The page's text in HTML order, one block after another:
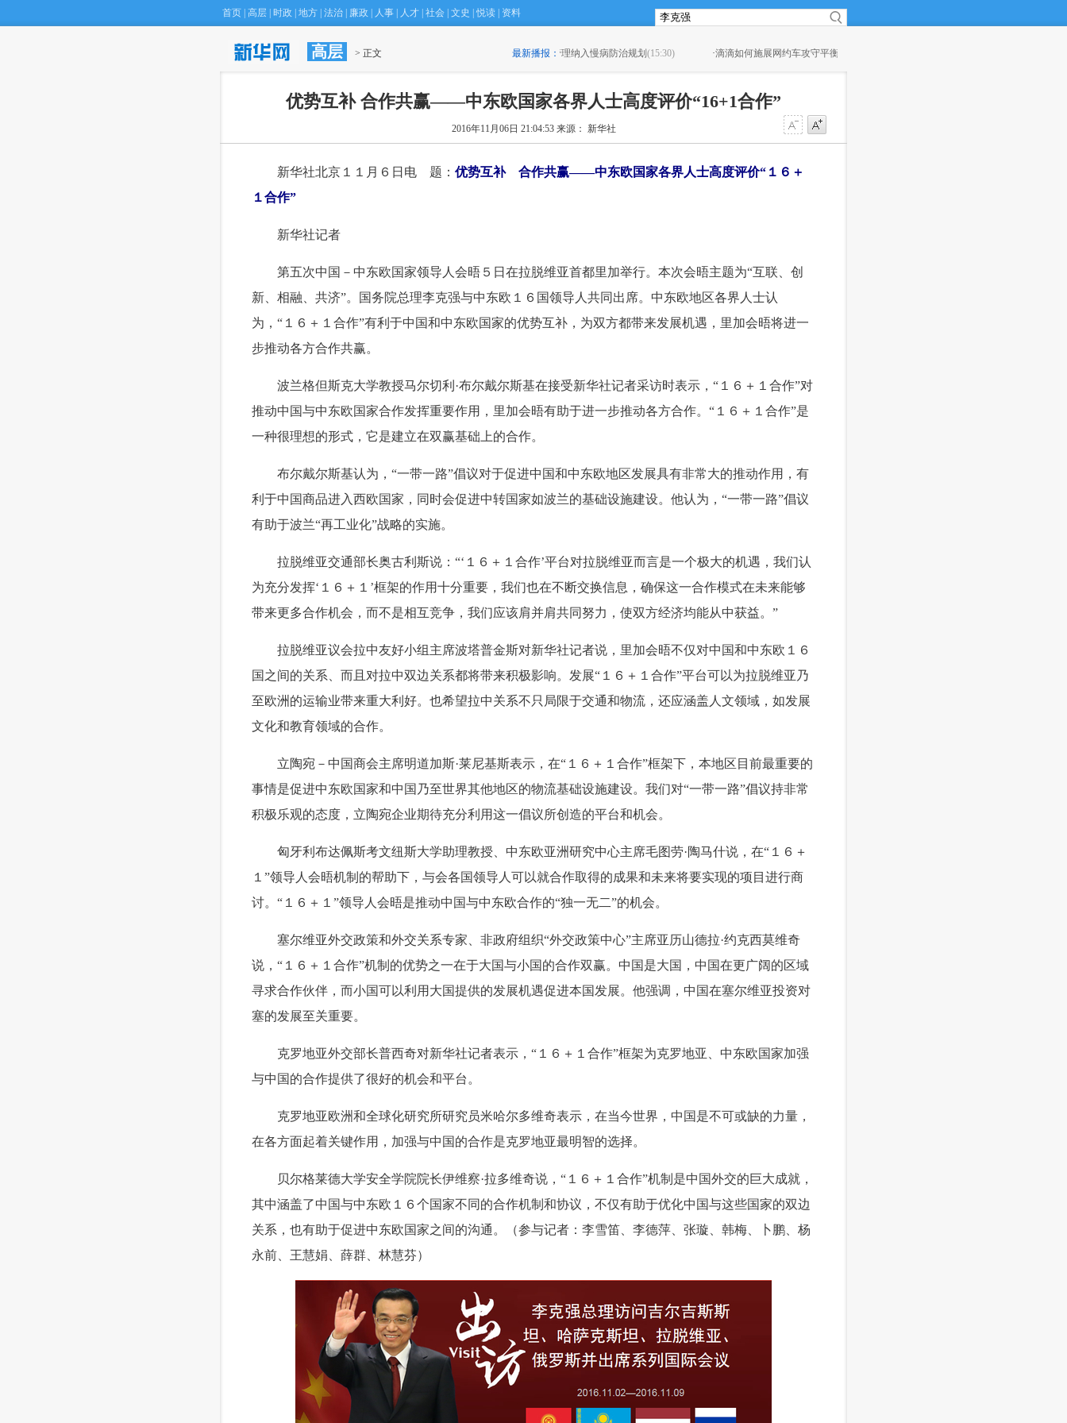
首页 高层 时政 地方 法治 廉政 人事 人才 社会 文史 悦读 资料
高层 > 正文 最新播报：
· 专家建议将Ｈ型高血压筛查管理纳入慢病防治规划 (15:30) ·滴滴如何施展网约车攻守平衡术？ (15:08)
优势互补 合作共赢——中东欧国家各界人士高度评价“16+1合作”
2016年11月06日 21:04:53 来源： 新华社
新华社北京１１月６日电 题： 优势互补 合作共赢——中东欧国家各界人士高度评价“１６＋
１合作”
新华社记者
第五次中国－中东欧国家领导人会晤５日在拉脱维亚首都里加举行。本次会晤主题为“互联、创
新、相融、共济”。国务院总理李克强与中东欧１６国领导人共同出席。中东欧地区各界人士认
为，“１６＋１合作”有利于中国和中东欧国家的优势互补，为双方都带来发展机遇，里加会晤将进一
步推动各方合作共赢。
波兰格但斯克大学教授马尔切利·布尔戴尔斯基在接受新华社记者采访时表示，“１６＋１合作”对
推动中国与中东欧国家合作发挥重要作用，里加会晤有助于进一步推动各方合作。“１６＋１合作”是
一种很理想的形式，它是建立在双赢基础上的合作。
布尔戴尔斯基认为，“一带一路”倡议对于促进中国和中东欧地区发展具有非常大的推动作用，有
利于中国商品进入西欧国家，同时会促进中转国家如波兰的基础设施建设。他认为，“一带一路”倡议
有助于波兰“再工业化”战略的实施。
拉脱维亚交通部长奥古利斯说：“‘１６＋１合作’平台对拉脱维亚而言是一个极大的机遇，我们认
为充分发挥‘１６＋１’框架的作用十分重要，我们也在不断交换信息，确保这一合作模式在未来能够
带来更多合作机会，而不是相互竞争，我们应该肩并肩共同努力，使双方经济均能从中获益。”
拉脱维亚议会拉中友好小组主席波塔普金斯对新华社记者说，里加会晤不仅对中国和中东欧１６
国之间的关系、而且对拉中双边关系都将带来积极影响。发展“１６＋１合作”平台可以为拉脱维亚乃
至欧洲的运输业带来重大利好。也希望拉中关系不只局限于交通和物流，还应涵盖人文领域，如发展
文化和教育领域的合作。
立陶宛－中国商会主席明道加斯·莱尼基斯表示，在“１６＋１合作”框架下，本地区目前最重要的
事情是促进中东欧国家和中国乃至世界其他地区的物流基础设施建设。我们对“一带一路”倡议持非常
积极乐观的态度，立陶宛企业期待充分利用这一倡议所创造的平台和机会。
匈牙利布达佩斯考文纽斯大学助理教授、中东欧亚洲研究中心主席毛图劳·陶马什说，在“１６＋
１”领导人会晤机制的帮助下，与会各国领导人可以就合作取得的成果和未来将要实现的项目进行商
讨。“１６＋１”领导人会晤是推动中国与中东欧合作的“独一无二”的机会。
塞尔维亚外交政策和外交关系专家、非政府组织“外交政策中心”主席亚历山德拉·约克西莫维奇
说，“１６＋１合作”机制的优势之一在于大国与小国的合作双赢。中国是大国，中国在更广阔的区域
寻求合作伙伴，而小国可以利用大国提供的发展机遇促进本国发展。他强调，中国在塞尔维亚投资对
塞的发展至关重要。
克罗地亚外交部长普西奇对新华社记者表示，“１６＋１合作”框架为克罗地亚、中东欧国家加强
与中国的合作提供了很好的机会和平台。
克罗地亚欧洲和全球化研究所研究员米哈尔多维奇表示，在当今世界，中国是不可或缺的力量，
在各方面起着关键作用，加强与中国的合作是克罗地亚最明智的选择。
贝尔格莱德大学安全学院院长伊维察·拉多维奇说，“１６＋１合作”机制是中国外交的巨大成就，
其中涵盖了中国与中东欧１６个国家不同的合作机制和协议，不仅有助于优化中国与这些国家的双边
关系，也有助于促进中东欧国家之间的沟通。（参与记者：李雪笛、李德萍、张璇、韩梅、卜鹏、杨
永前、王慧娟、薛群、林慧芬）